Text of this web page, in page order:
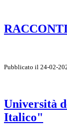
Pubblicato il 24-02-
Università
Italico"